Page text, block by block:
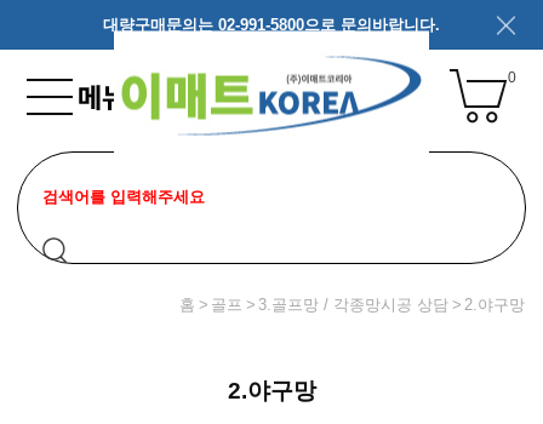
대량구매문의는 02-991-5800으로 문의바랍니다.
0
홈 골프 3.골프망 / 각종망시공 상담 2.야구망
2.야구망